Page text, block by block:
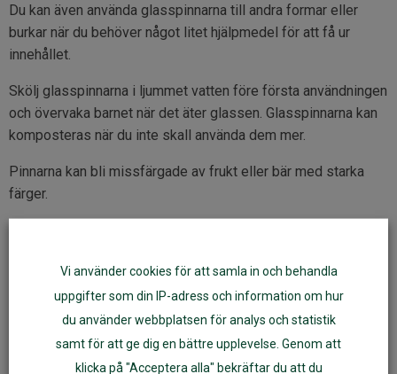
Du kan även använda glasspinnarna till andra formar eller
burkar när du behöver något litet hjälpmedel för att få ur
innehållet.
Skölj glasspinnarna i ljummet vatten före första användningen
och övervaka barnet när det äter glassen. Glasspinnarna kan
komposteras när du inte skall använda dem mer.
Pinnarna kan bli missfärgade av frukt eller bär med starka
färger.
Rengöring:diskas för hand med milt diskmedel. Låt dem
inte ligga i blöt.
Förpackning:50 st
Tillverkning:kontrollerade förhållanden i Kina
Vi använder cookies för att samla in och behandla
uppgifter som din IP-adress och information om hur
du använder webbplatsen för analys och statistik
samt för att ge dig en bättre upplevelse. Genom att
klicka på "Acceptera alla" bekräftar du att du